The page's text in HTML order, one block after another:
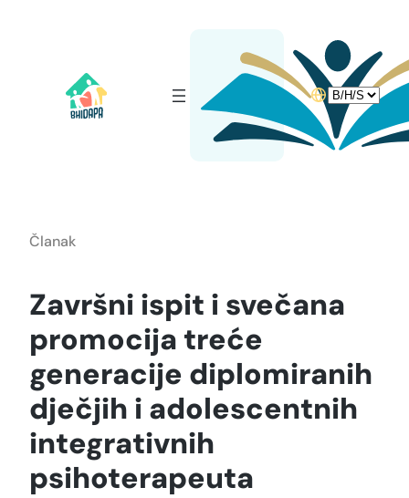
Choose
a
language
Članak
Završni ispit i svečana
promocija treće
generacije diplomiranih
dječjih i adolescentnih
integrativnih
psihoterapeuta